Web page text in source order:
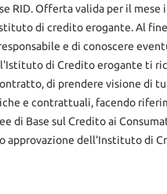
RID. Offerta valida per il mese
di credito erogante. Al
e di conoscere
di Credito erogante ti
di prendere visione di
e contrattuali, facendo
di Base sul Credito ai
approvazione dell'Instituto di